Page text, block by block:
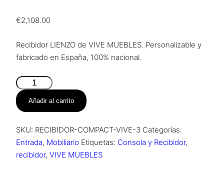
€2,108.00
Recibidor LIENZO de VIVE MUEBLES. Personalizable y
fabricado en España, 100% nacional.
Recibidor
Compacto
–
cantidad
Añadir al carrito
SKU: RECIBIDOR-COMPACT-VIVE-3 Categorías:
Entrada, Mobiliario Etiquetas: Consola y Recibidor,
recibidor, VIVE MUEBLES